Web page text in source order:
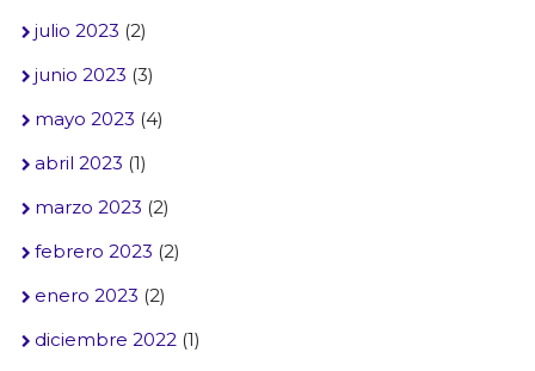
julio 2023 (2)
junio 2023 (3)
mayo 2023 (4)
abril 2023 (1)
marzo 2023 (2)
febrero 2023 (2)
enero 2023 (2)
diciembre 2022(1)